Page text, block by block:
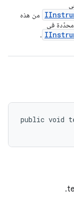
من هذه
.
public void